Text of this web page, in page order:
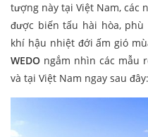
tượng này tại Việt Nam, các
được biến tấu hài hòa,
khí hậu nhiệt đới ấm gió
WEDO ngắm nhìn các mẫu
và tại Việt Nam ngay sau đây: